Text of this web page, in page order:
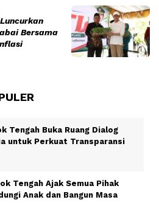
Bersama
Tengah Buka Ruang Dialog
untuk Perkuat Transparansi
Tengah Ajak Semua Pihak
Anak dan Bangun Masa